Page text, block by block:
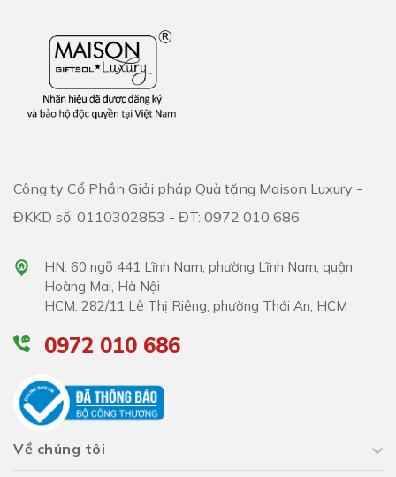
Công ty Cổ Phần Giải pháp Quà tặng Maison Luxury -
ĐKKD số: 0110302853 - ĐT: 0972 010 686
HN: 60 ngõ 441 Lĩnh Nam, phường Lĩnh Nam, quận
Hoàng Mai, Hà Nội
HCM: 282/11 Lê Thị Riêng, phường Thới An, HCM
0972 010 686
Về chúng tôi